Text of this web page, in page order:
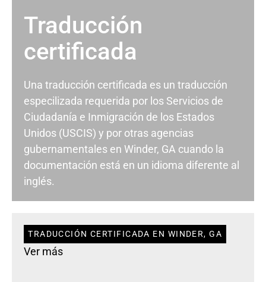
Traducción
certificada
Una traducción certificada es un traducción
especilizada requerida por los Servicios de
Ciudadanía e Inmigración de los Estados
Unidos (USCIS) y por otras agencias
gubernamentales en Winder, GA cuando la
documentación está en un idioma diferente al
inglés.
TRADUCCIÓN CERTIFICADA EN WINDER, GA
Ver más